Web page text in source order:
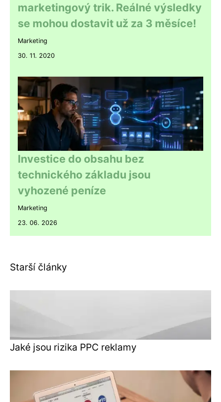
marketingový trik. Reálné výsledky
se mohou dostavit už za 3 měsíce!
Marketing
30. 11. 2020
Investice do obsahu bez
technického základu jsou
vyhozené peníze
Marketing
23. 06. 2026
Starší články
Jaké jsou rizika PPC reklamy